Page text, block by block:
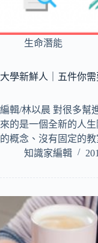
生命潛能
大學新鮮人｜五件你
編輯/林以晨 對很多幫
來的是一個全新的人
的概念、沒有固定的
知識家編輯